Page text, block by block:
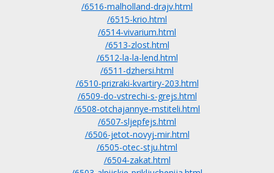
/6516-malholland-drajv.html
/6515-krio.html
/6514-vivarium.html
/6513-zlost.html
/6512-la-la-lend.html
/6511-dzhersi.html
/6510-prizraki-kvartiry-203.html
/6509-do-vstrechi-s-grejs.html
/6508-otchajannye-mstiteli.html
/6507-sljepfejs.html
/6506-jetot-novyj-mir.html
/6505-otec-stju.html
/6504-zakat.html